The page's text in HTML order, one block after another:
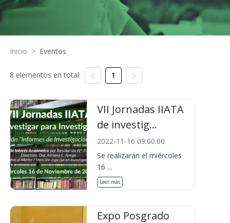
Inicio > Eventos
8 elementos en total: 1
VII Jornadas IIATA
de investig...
2022-11-16 09:00:00
Se realizarán el miércoles
16 ...
Leer más
Expo Posgrado